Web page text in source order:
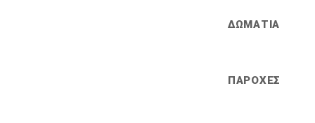
ΔΩΜΑΤΙΑ
ΠΑΡΟΧΕΣ